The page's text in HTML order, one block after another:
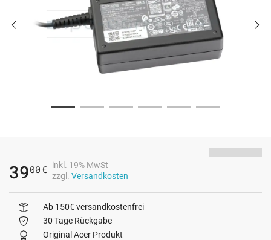
3900 €
inkl. 19% MwSt
zzgl. Versandkosten
Ab 150€ versandkostenfrei
30 Tage Rückgabe
Original Acer Produkt